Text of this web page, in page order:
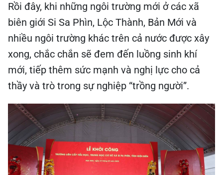
Rồi đây, khi những ngôi trường mới ở các xã
biên giới Si Sa Phìn, Lộc Thành, Bản Mới và
nhiều ngôi trường khác trên cả nước được xây
xong, chắc chắn sẽ đem đến luồng sinh khí
mới, tiếp thêm sức mạnh và nghị lực cho cả
thầy và trò trong sự nghiệp “trồng người”.